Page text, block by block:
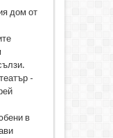
дом от
-
в